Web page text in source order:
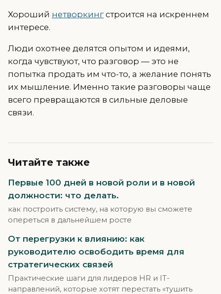
Хороший нетворкингстроится на искреннем
интересе.
Люди охотнее делятся опытом и идеями,
когда чувствуют, что разговор — это не
попытка продать им что-то, а желание понять
их мышление. Именно такие разговоры чаще
всего превращаются в сильные деловые
связи.
Читайте также
Первые 100 дней в новой роли и в новой
должности: что делать.
как построить систему, на которую вы сможете
опереться в дальнейшем росте
От перегрузки к влиянию: как
руководителю освободить время для
стратегических связей
Практические шаги для лидеров HR и IT-
направлений, которые хотят перестать «тушить